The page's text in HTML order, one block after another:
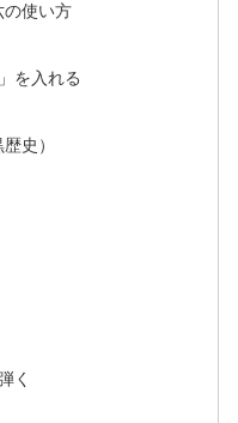
の使い方
を入れる
史）
く